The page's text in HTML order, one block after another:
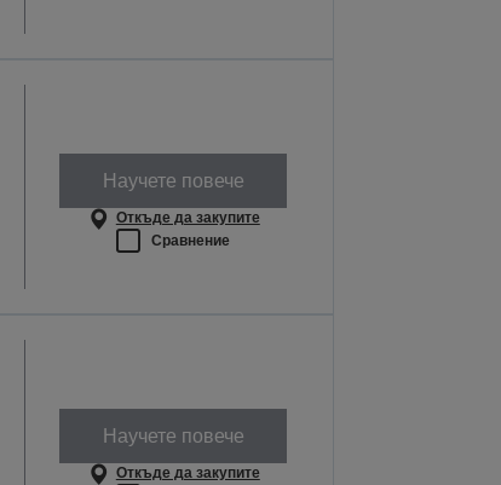
Научете повече
Откъде да закупите
Сравнение
Научете повече
Откъде да закупите